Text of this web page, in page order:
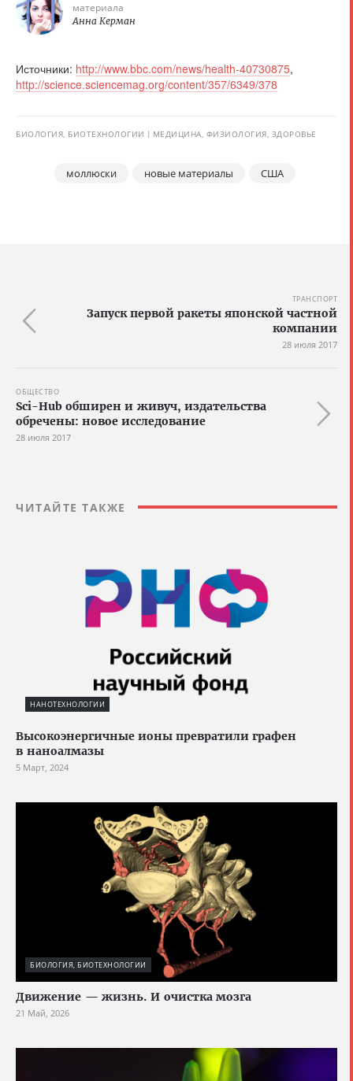
материала
Анна Керман
Источники: http://www.bbc.com/news/health-40730875,
http://science.sciencemag.org/content/357/6349/378
БИОЛОГИЯ, БИОТЕХНОЛОГИИ МЕДИЦИНА, ФИЗИОЛОГИЯ, ЗДОРОВЬЕ
моллюски новые материалы США
ТРАНСПОРТ
Запуск первой ракеты японской частной
компании
28 июля 2017
ОБЩЕСТВО
Sci-Hub обширен и живуч, издательства
обречены: новое исследование
28 июля 2017
ЧИТАЙТЕ ТАКЖЕ
НАНОТЕХНОЛОГИИ
Высокоэнергичные ионы превратили графен
в наноалмазы
5 Март, 2024
БИОЛОГИЯ, БИОТЕХНОЛОГИИ
Движение — жизнь. И очистка мозга
21 Май, 2026